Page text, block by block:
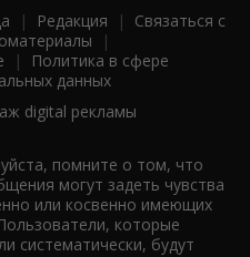
| Редакция | Связаться с
|
|
Политика в сфере
данных
digital рекламы
помните о том, что
могут задеть чувства
или косвенно имеющих
которые
систематически, будут